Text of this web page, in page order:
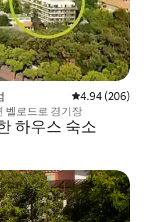
평점 4.94점(5
4.94 (206)
벨로드로 경기장
하우스 숙소